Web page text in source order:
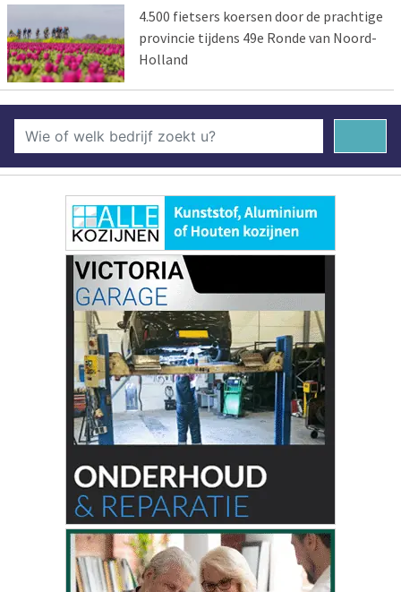
4.500 fietsers koersen door de prachtige
provincie tijdens 49e Ronde van Noord-
Holland